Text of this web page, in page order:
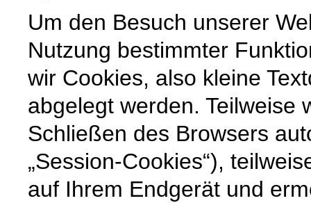
Um den Besuch unserer
Nutzung bestimmter
wir Cookies, also kleine
abgelegt werden. Teilweise
Schließen des Browsers
„Session-Cookies“),
auf Ihrem Endgerät und